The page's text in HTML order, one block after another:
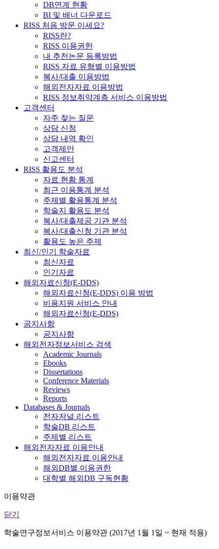
DB연계 현황
BI 및 배너 다운로드
RISS 처음 방문 이세요?
RISS란?
RISS 이용권한
내 추천논문 등록방법
RISS 자료 유형별 이용방법
복사/대출 이용방법
해외전자자료 이용방법
RISS 정보취약계층 서비스 이용방법
고객센터
자주 찾는 질문
상담 신청
상담 내역 확인
고객제안
신고센터
RISS 활용도 분석
자료 현황 통계
최근 이용통계 분석
주제별 활용통계 분석
학술지 활용도 분석
복사/대출제공 기관 분석
복사/대출신청 기관 분석
활용도 높은 주제
최신/인기 학술자료
최신자료
인기자료
해외자료신청(E-DDS)
해외자료신청(E-DDS) 이용 방법
비용지원 서비스 안내
해외자료신청(E-DDS)
공지사항
공지사항
해외전자정보서비스 검색
Academic Journals
Ebooks
Dissertations
Conference Materials
Reviews
Reports
Databases & Journals
전자저널 리스트
학술DB 리스트
주제별 리스트
해외전자자료 이용안내
해외전자자료 이용안내
해외DB별 이용권한
대학별 해외DB 구독현황
이용약관
닫기
학술연구정보서비스 이용약관 (2017년 1월 1일 ~ 현재 적용)